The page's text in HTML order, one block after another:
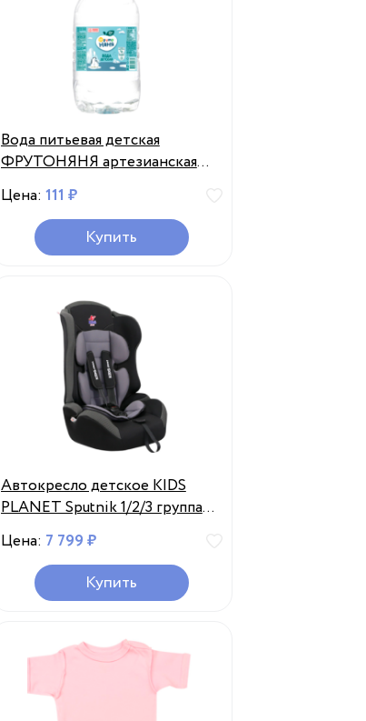
Вода питьевая детская
ФРУТОНЯНЯ артезианская
высшей категории, 5л, Россия,
5 л
Цена: 111 ₽
Купить
Автокресло детское KIDS
PLANET Sputnik 1/2/3 группа
9–36кг, с 1 года до 12 лет,
Россия
Цена: 7 799 ₽
Купить